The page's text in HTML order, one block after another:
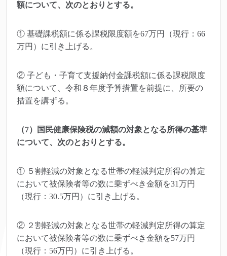
額について、次のとおりとする。
① 基礎課税額に係る課税限度額を67万円（現行：66
万円）に引き上げる。
② 子ども・子育て支援納付金課税額に係る課税限度
額について、令和８年度予算措置を前提に、所要の
措置を講ずる。
（7）国民健康保険税の減額の対象となる所得の基準
について、次のとおりとする。
① ５割軽減の対象となる世帯の軽減判定所得の算定
において被保険者等の数に乗ずべき金額を31万円
（現行：30.5万円）に引き上げる。
② ２割軽減の対象となる世帯の軽減判定所得の算定
において被保険者等の数に乗ずべき金額を57万円
（現行：56万円）に引き上げる。